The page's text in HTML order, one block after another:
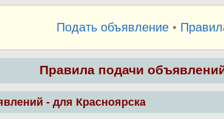
Подать объявление•
Правила подачи
- для Красноярска